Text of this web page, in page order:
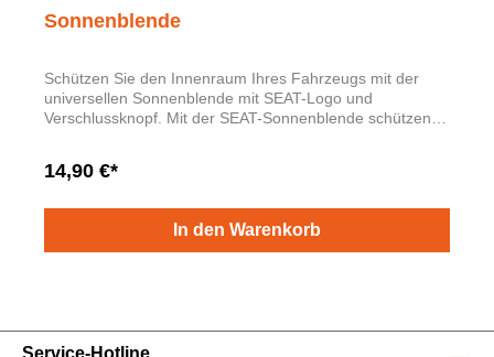
Sonnenblende
Schützen Sie den Innenraum Ihres Fahrzeugs mit der
universellen Sonnenblende mit SEAT-Logo und
Verschlussknopf. Mit der SEAT-Sonnenblende schützen
Material: 80 % recycelter Kunststoff, mit einer Qualität von
14,90 €*
In den Warenkorb
Service-Hotline